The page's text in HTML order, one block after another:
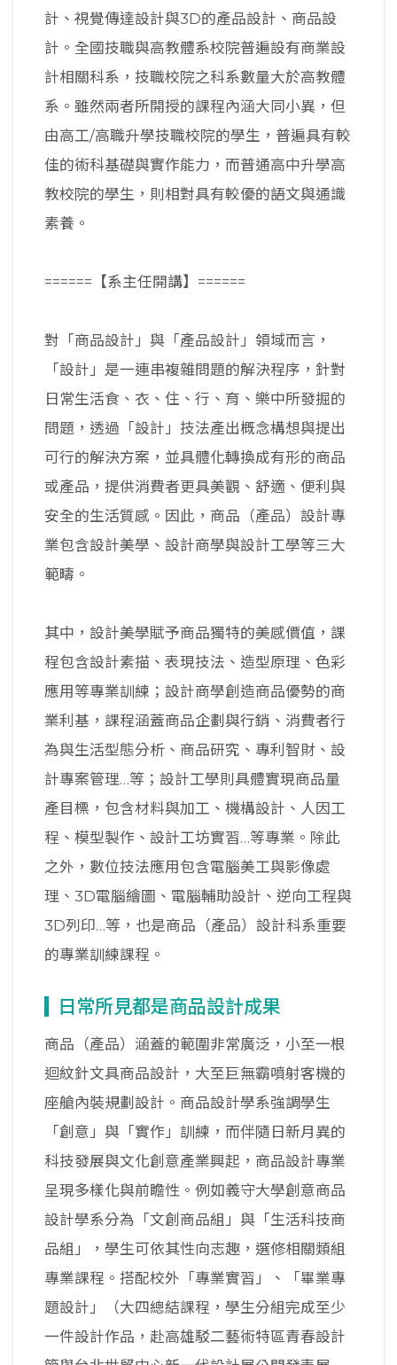
計、視覺傳達設計與3D的產品設計、商品設
計。全國技職與高教體系校院普遍設有商業設
計相關科系，技職校院之科系數量大於高教體
系。雖然兩者所開授的課程內涵大同小異，但
由高工/高職升學技職校院的學生，普遍具有較
佳的術科基礎與實作能力，而普通高中升學高
教校院的學生，則相對具有較優的語文與通識
素養。
======【系主任開講】======
對「商品設計」與「產品設計」領域而言，
「設計」是一連串複雜問題的解決程序，針對
日常生活食、衣、住、行、育、樂中所發掘的
問題，透過「設計」技法產出概念構想與提出
可行的解決方案，並具體化轉換成有形的商品
或產品，提供消費者更具美觀、舒適、便利與
安全的生活質感。因此，商品（產品）設計專
業包含設計美學、設計商學與設計工學等三大
範疇。
其中，設計美學賦予商品獨特的美感價值，課
程包含設計素描、表現技法、造型原理、色彩
應用等專業訓練；設計商學創造商品優勢的商
業利基，課程涵蓋商品企劃與行銷、消費者行
為與生活型態分析、商品研究、專利智財、設
計專案管理…等；設計工學則具體實現商品量
產目標，包含材料與加工、機構設計、人因工
程、模型製作、設計工坊實習…等專業。除此
之外，數位技法應用包含電腦美工與影像處
理、3D電腦繪圖、電腦輔助設計、逆向工程與
3D列印…等，也是商品（產品）設計科系重要
的專業訓練課程。
日常所見都是商品設計成果
商品（產品）涵蓋的範圍非常廣泛，小至一根
迴紋針文具商品設計，大至巨無霸噴射客機的
座艙內裝規劃設計。商品設計學系強調學生
「創意」與「實作」訓練，而伴隨日新月異的
科技發展與文化創意產業興起，商品設計專業
呈現多樣化與前瞻性。例如義守大學創意商品
設計學系分為「文創商品組」與「生活科技商
品組」，學生可依其性向志趣，選修相關類組
專業課程。搭配校外「專業實習」、「畢業專
題設計」（大四總結課程，學生分組完成至少
一件設計作品，赴高雄駁二藝術特區青春設計